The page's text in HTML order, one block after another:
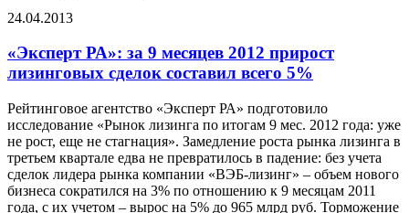
24.04.2013
«Эксперт РА»: за 9 месяцев 2012 прирост
лизинговых сделок составил всего 5%
Рейтинговое агентство «Эксперт РА» подготовило
исследование «Рынок лизинга по итогам 9 мес. 2012 года: уже
не рост, еще не стагнация». Замедление роста рынка лизинга в
третьем квартале едва не превратилось в падение: без учета
сделок лидера рынка компании «ВЭБ-лизинг» – объем нового
бизнеса сократился на 3% по отношению к 9 месяцам 2011
года, с их учетом – вырос на 5% до 965 млрд руб. Торможение